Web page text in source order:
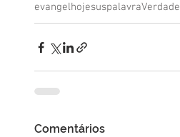
evangelhojesuspalavraVerdade
Comentários